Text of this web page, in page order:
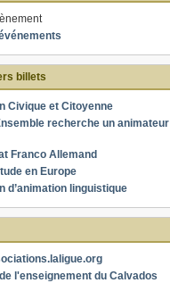
billets
Civique et Citoyenne
recherche un animateur
Franco Allemand
en Europe
d’animation linguistique
l'enseignement du Calvados